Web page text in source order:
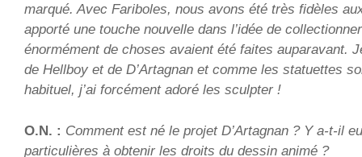
marqué. Avec Fariboles, nous avons été très fidèles
apporté une touche nouvelle dans l’idée de
énormément de choses avaient été faites auparavant.
de Hellboy et de D’Artagnan et comme les statuettes
habituel, j’ai forcément adoré les sculpter !
O.N. : Comment est né le projet D’Artagnan ? Y a-t-il
particulières à obtenir les droits du dessin animé ?